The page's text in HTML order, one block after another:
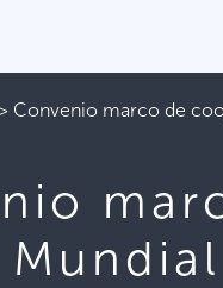
> Convenio marco de